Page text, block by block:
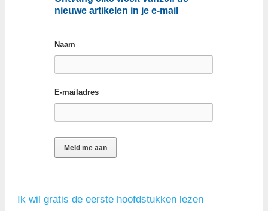
nieuwe artikelen in je e-mail
Naam
E-mailadres
Ik wil gratis de eerste hoofdstukken lezen